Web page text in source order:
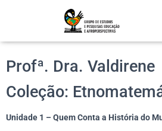
Profª. Dra. Valdirene
Coleção:
Unidade 1 – Quem Conta a História do